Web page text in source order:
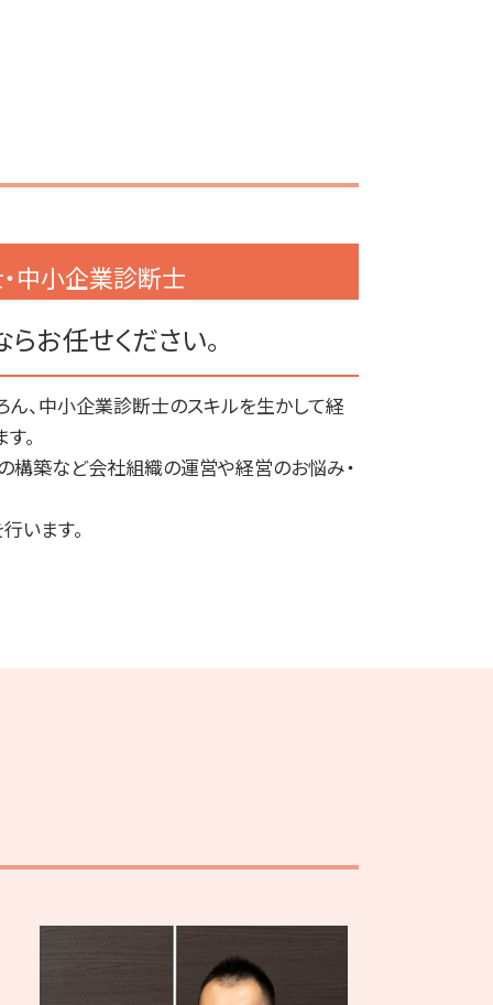
税務申告 時効
税務申告
税務顧問 相場
税務申告 期限 法人
税務調査 法人
税務申告 法人
目黒区 税務申告
千代田区 税務申告
目黒区 事業計画書作成
渋谷区 補助金申請
港区 上場支援
千代田区 事業計画書作成
港区 税務顧問
目黒区 融資 事業計画書
中小企業診断士
お任せください。
、中小企業診断士のスキルを生かして経
。
構築など会社組織の運営や経営のお悩み・
います。